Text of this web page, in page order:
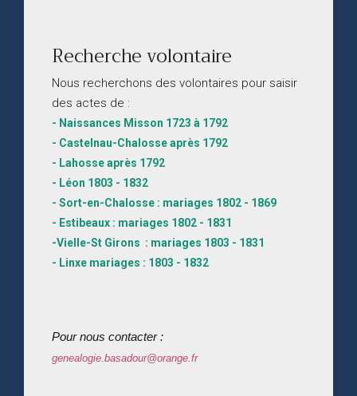
Recherche volontaire
Nous recherchons des volontaires pour saisir
des actes de :
- Naissances Misson 1723 à 1792
- Castelnau-Chalosse après 1792
- Lahosse après 1792
- Léon 1803 - 1832
- Sort-en-Chalosse : mariages 1802 - 1869
- Estibeaux : mariages 1802 - 1831
-Vielle-St Girons : mariages 1803 - 1831
- Linxe mariages : 1803 - 1832
Pour nous contacter :
genealogie.basadour@orange.fr